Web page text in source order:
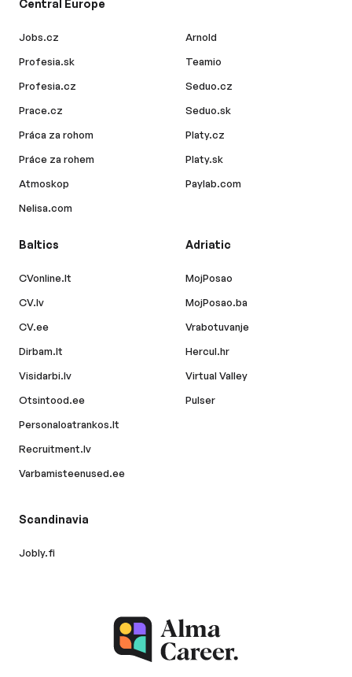
Central Europe
Jobs.cz
Profesia.sk
Profesia.cz
Prace.cz
Práca za rohom
Práce za rohem
Atmoskop
Nelisa.com
Arnold
Teamio
Seduo.cz
Seduo.sk
Platy.cz
Platy.sk
Paylab.com
Baltics
CVonline.lt
CV.lv
CV.ee
Dirbam.lt
Visidarbi.lv
Otsintood.ee
Personaloatrankos.lt
Recruitment.lv
Varbamisteenused.ee
Adriatic
MojPosao
MojPosao.ba
Vrabotuvanje
Hercul.hr
Virtual Valley
Pulser
Scandinavia
Jobly.fi